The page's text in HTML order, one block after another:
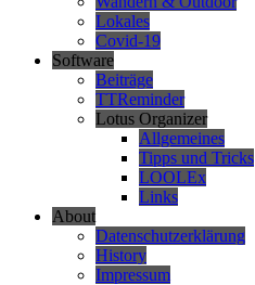
Lokales
Covid-19
Software
Beiträge
TTReminder
Lotus Organizer
Allgemeines
Tipps und Tricks
LOOLEx
Links
About
Datenschutzerklärung
History
Impressum